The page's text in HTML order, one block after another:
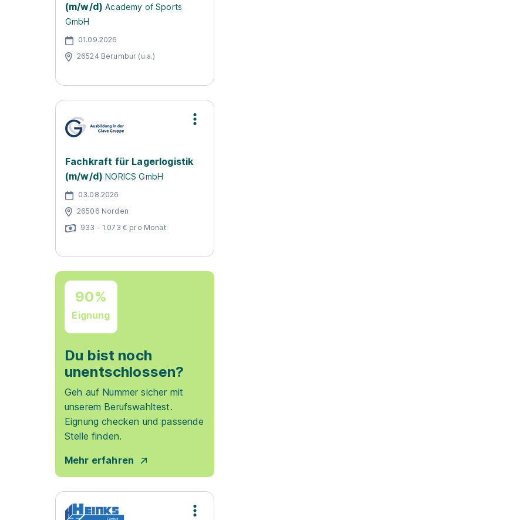
(m/w/d) Academy of Sports
GmbH
01.09.2026
26524 Berumbur (u.a.)
Fachkraft für Lagerlogistik
(m/w/d) NORICS GmbH
03.08.2026
26506 Norden
933 - 1.073 € pro Monat
90%
Eignung
Du bist noch
unentschlossen?
Geh auf Nummer sicher mit
unserem Berufswahltest.
Eignung checken und passende
Stelle finden.
Mehr erfahren